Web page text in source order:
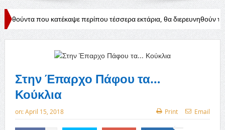
περίπου τέσσερα εκτάρια, θα διερευνηθούν τα αίτια
Στην Έπαρχο Πάφου τα…
Κούκλια
on:April 15, 2018 Print Email